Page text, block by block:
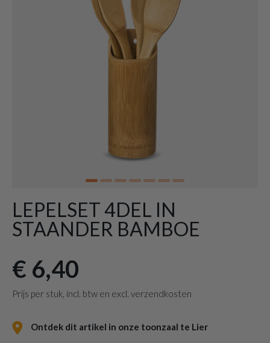
LEPELSET 4DEL IN
STAANDER BAMBOE
€ 6,40
Prijs per stuk, incl. btw en excl. verzendkosten
Ontdek dit artikel in onze toonzaal te Lier